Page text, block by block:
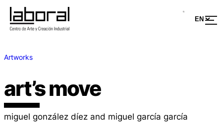
Artworks
art’s move
miguel gonzález díez and miguel garcía garcía